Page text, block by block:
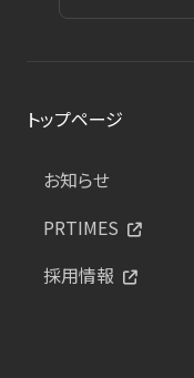
トップページ
お知らせ
PRTIMES
採用情報